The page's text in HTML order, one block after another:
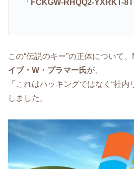
「FCKGW-RHQQ2-YXRKT-
この“伝説のキー”の正体について
イブ・W・プラマー氏が、
「これはハッキングではなく“社
しました。